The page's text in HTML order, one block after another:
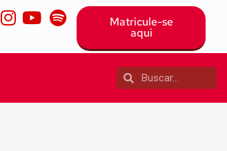
Matricule-se
aqui